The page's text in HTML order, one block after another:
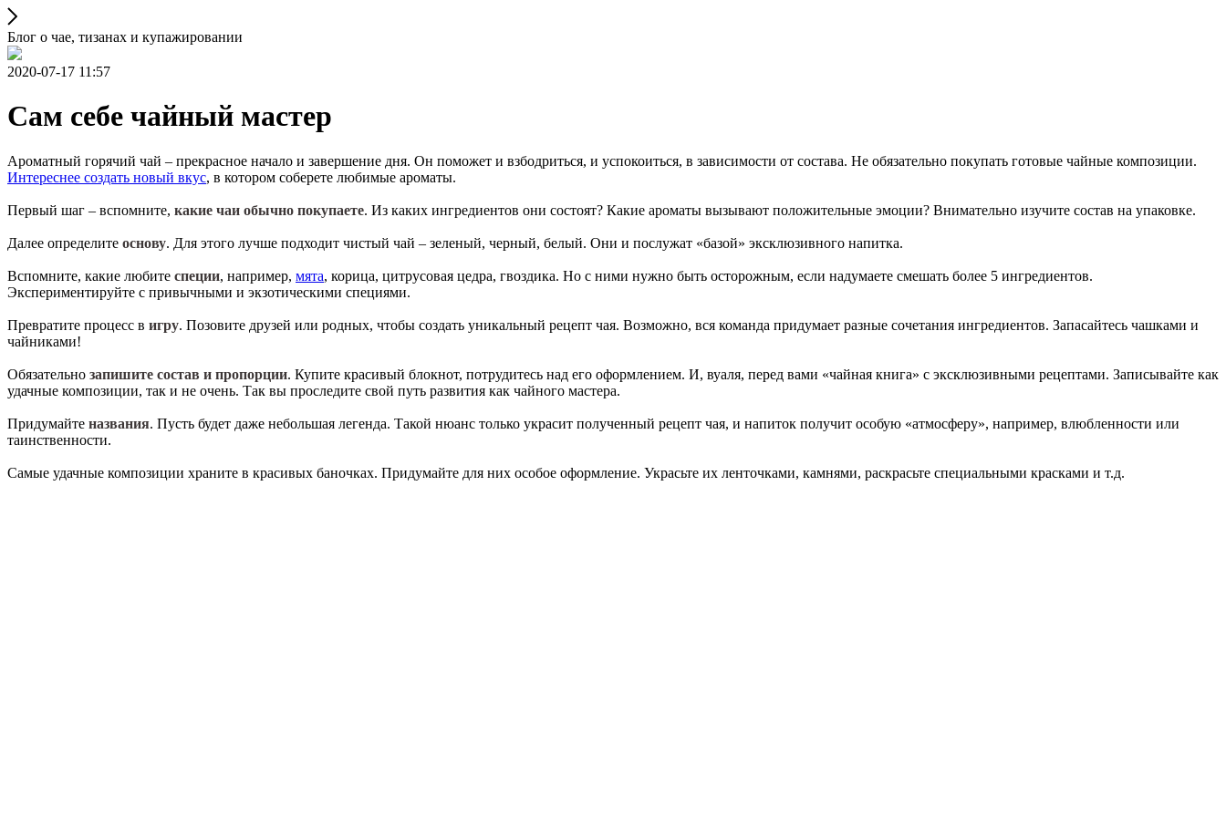
Блог о чае, тизанах и купажировании
2020-07-17 11:57
Сам себе чайный мастер
Ароматный горячий чай – прекрасное начало и завершение дня. Он поможет и взбодриться, и успокоиться, в зависимости от состава. Не обязательно покупать готовые чайные композиции.
Интереснее создать новый вкус, в котором соберете любимые ароматы.
Первый шаг – вспомните, какие чаи обычно покупаете. Из каких ингредиентов они состоят? Какие ароматы вызывают положительные эмоции? Внимательно изучите состав на упаковке.
Далее определите основу. Для этого лучше подходит чистый чай – зеленый, черный, белый. Они и послужат «базой» эксклюзивного напитка.
Вспомните, какие любите специи, например, мята, корица, цитрусовая цедра, гвоздика. Но с ними нужно быть осторожным, если надумаете смешать более 5 ингредиентов.
Экспериментируйте с привычными и экзотическими специями.
Превратите процесс в игру. Позовите друзей или родных, чтобы создать уникальный рецепт чая. Возможно, вся команда придумает разные сочетания ингредиентов. Запасайтесь чашками и
чайниками!
Обязательно запишите состав и пропорции. Купите красивый блокнот, потрудитесь над его оформлением. И, вуаля, перед вами «чайная книга» с эксклюзивными рецептами. Записывайте как
удачные композиции, так и не очень. Так вы проследите свой путь развития как чайного мастера.
Придумайте названия. Пусть будет даже небольшая легенда. Такой нюанс только украсит полученный рецепт чая, и напиток получит особую «атмосферу», например, влюбленности или
таинственности.
Самые удачные композиции храните в красивых баночках. Придумайте для них особое оформление. Украсьте их ленточками, камнями, раскрасьте специальными красками и т.д.